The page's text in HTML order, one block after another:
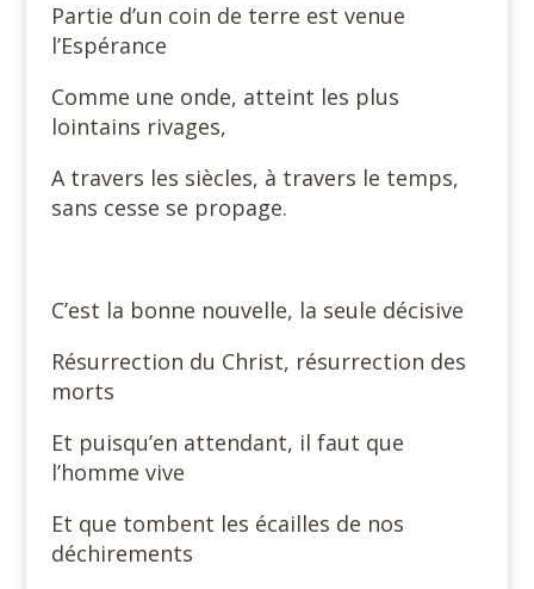
Partie d’un coin de terre est venue
l’Espérance
Comme une onde, atteint les plus
lointains rivages,
A travers les siècles, à travers le temps,
sans cesse se propage.
C’est la bonne nouvelle, la seule décisive
Résurrection du Christ, résurrection des
morts
Et puisqu’en attendant, il faut que
l’homme vive
Et que tombent les écailles de nos
déchirements